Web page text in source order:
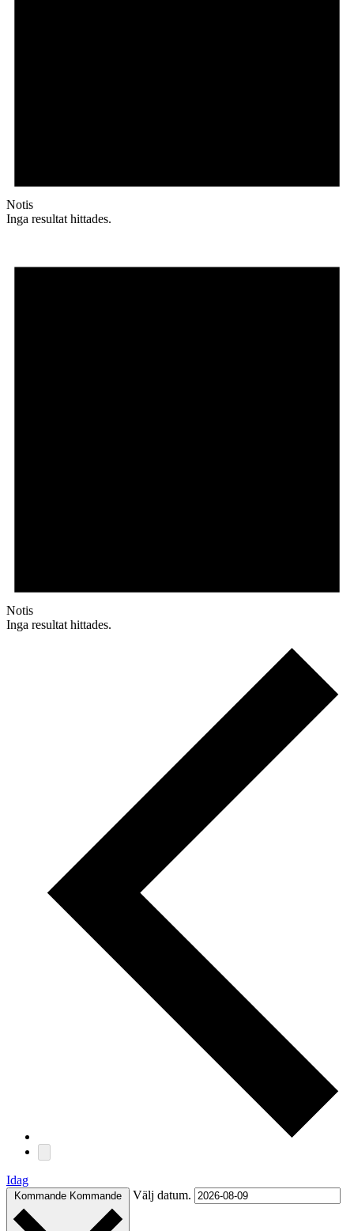
Notis
Inga resultat hittades.
Notis
Inga resultat hittades.
Idag
Kommande Kommande Välj datum.